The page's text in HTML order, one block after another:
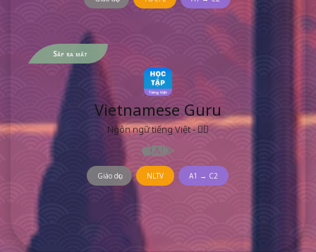
Sắp ra mắt
Vietnamese Guru
Ngôn ngữ tiếng Việt - 𡨸喃
Giáo dục NLTV A1 → C2